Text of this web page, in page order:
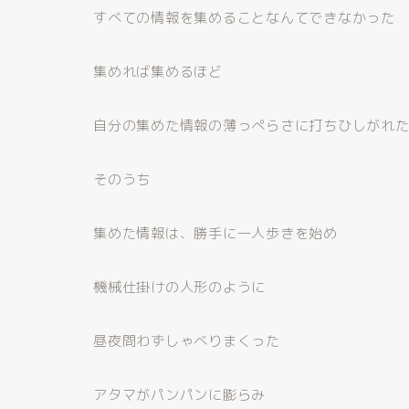
すべての情報を集めることなんてできなかった
集めれば集めるほど
自分の集めた情報の薄っぺらさに打ちひしがれた
そのうち
集めた情報は、勝手に一人歩きを始め
機械仕掛けの人形のように
昼夜問わずしゃべりまくった
アタマがパンパンに膨らみ